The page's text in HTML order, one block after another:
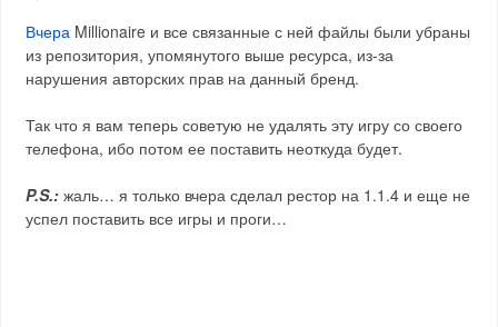
Вчера Millionaire и все связанные с ней файлы были убраны
из репозитория, упомянутого выше ресурса, из-за
нарушения авторских прав на данный бренд.
Так что я вам теперь советую не удалять эту игру со своего
телефона, ибо потом ее поставить неоткуда будет.
P.S.: жаль… я только вчера сделал рестор на 1.1.4 и еще не
успел поставить все игры и проги…